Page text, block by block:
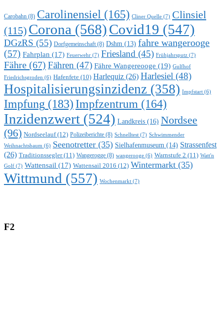
Carobahn (8) Carolinensiel (165) Cliner Quelle (7) Clinsiel
(115) Corona (568)Covid19 (547)
DGzRS (55) Dorfgemeinschaft(8) Dshm (13) fahre wangerooge
(57) Fahrplan (17) Feuerwehr (7) Friesland (45) Frühjahrsputz (7)
Fähre (67) Fähren (47) Fähre Wangereooge (19) Gulfhof
Friedrichsgroden (6) Hafenfete (10) Harlequiz (26) Harlesiel (48)
Hospitalisierungsinzidenz (358) Impfstart (6)
Impfung (183) Impfzentrum (164)
Inzidenzwert (524) Landkreis (16) Nordsee
(96) Nordseelauf(12) Polizeiberichte (8) Schnelltest (7) Schwimmender
Weihnachtsbaum (6) Seenotretter (35) Sielhafenmuseum (14) Strassenfest
(26) Traditionssegler(11) Wangerogge (8) wangerooge (6) Warnstufe 2 (11) Watt'n
Golf (7) Wattensail (17) Wattensail 2016 (12) Wintermarkt (35)
Wittmund (557) Wochenmarkt (7)
F2